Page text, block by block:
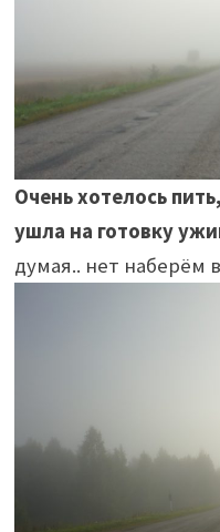
Очень хотелось
ушла на готовку
думая.. нет